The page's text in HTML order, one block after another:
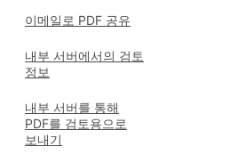
이메일로 PDF 공유
내부 서버에서의 검토
정보
내부 서버를 통해
PDF를 검토용으로
보내기